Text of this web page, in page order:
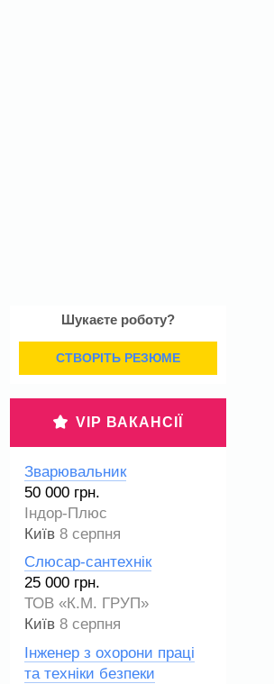
Шукаєте роботу?
СТВОРІТЬ РЕЗЮМЕ
VIP ВАКАНСІЇ
Зварювальник
50 000 грн.
Індор-Плюс
Київ 8 серпня
Слюсар-сантехнік
25 000 грн.
ТОВ «К.М. ГРУП»
Київ 8 серпня
Інженер з охорони праці
та техніки безпеки